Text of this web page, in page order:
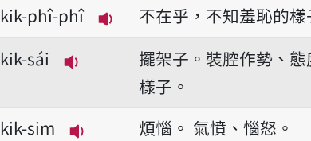
kik-phî-phî
播放音讀kik-phî-phî
不在乎，不知羞恥的樣
kik-sái
播放音讀kik-sái
擺架子。裝腔作勢、態
樣子。
kik-sim
煩惱。 氣憤、惱怒。